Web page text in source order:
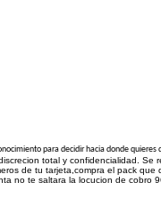
para decidir hacia donde quieres
total y confidencialidad. Se
de tu tarjeta,compra el pack
no te saltara la locucion de cobro